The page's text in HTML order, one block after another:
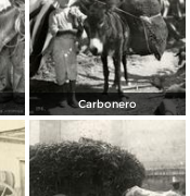
Carbonero